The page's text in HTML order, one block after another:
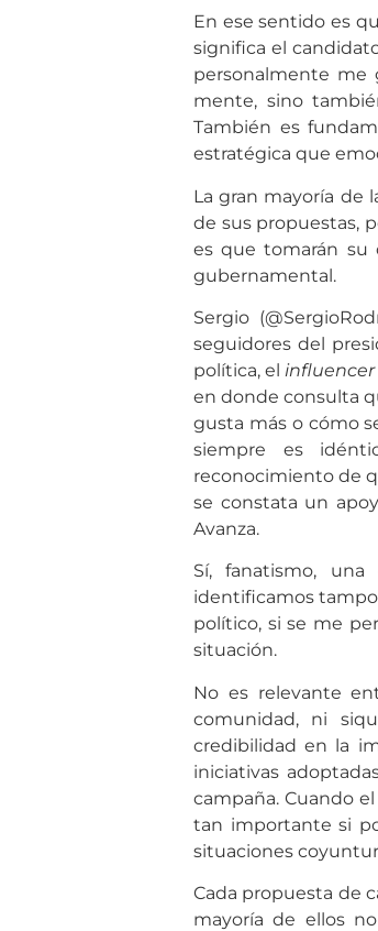
En ese sentido es
significa el
personalmente me
mente, sino
También es
estratégica que
La gran mayoría de
de sus propuestas,
es que tomarán su
gubernamental.
Sergio
seguidores del
política, elinfluencer
en donde consulta
gusta más o cómo
siempre es
reconocimiento de
se constata un
Avanza.
Sí, fanatismo,
identificamos
político, si se me
situación.
No es relevante
comunidad, ni
credibilidad en la
iniciativas
campaña. Cuando
tan importante si
situaciones
Cada propuesta de
mayoría de ellos